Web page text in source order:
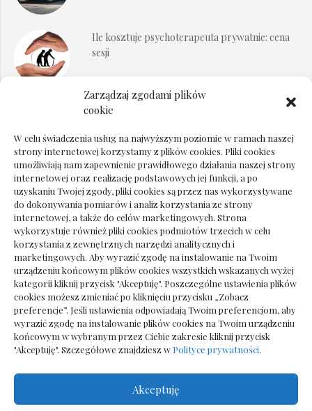
Zarządzaj zgodami plików
cookie
W celu świadczenia usług na najwyższym poziomie w ramach naszej
strony internetowej korzystamy z plików cookies. Pliki cookies
umożliwiają nam zapewnienie prawidłowego działania naszej strony
internetowej oraz realizację podstawowych jej funkcji, a po
uzyskaniu Twojej zgody, pliki cookies są przez nas wykorzystywane
do dokonywania pomiarów i analiz korzystania ze strony
internetowej, a także do celów marketingowych. Strona
wykorzystuje również pliki cookies podmiotów trzecich w celu
korzystania z zewnętrznych narzędzi analitycznych i
marketingowych. Aby wyrazić zgodę na instalowanie na Twoim
urządzeniu końcowym plików cookies wszystkich wskazanych wyżej
kategorii kliknij przycisk "Akceptuję". Poszczególne ustawienia plików
cookies możesz zmieniać po kliknięciu przycisku „Zobacz
preferencje”. Jeśli ustawienia odpowiadają Twoim preferencjom, aby
wyrazić zgodę na instalowanie plików cookies na Twoim urządzeniu
końcowym w wybranym przez Ciebie zakresie kliknij przycisk
"Akceptuję". Szczegółowe znajdziesz w Polityce prywatności.
Akceptuję
Ile kosztuje psychoterapeuta prywatnie: cena
sesji
Dokumenty do odbioru przy zmianie biura
Deska podłogowa do salonu: jak wybrać bez
pośpiechu